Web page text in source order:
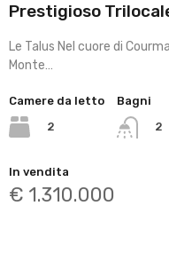
Prestigioso
Le Talus Nel cuore di
Monte…
Camere da letto
2
Bagni
2
In vendita
€ 1.310.000